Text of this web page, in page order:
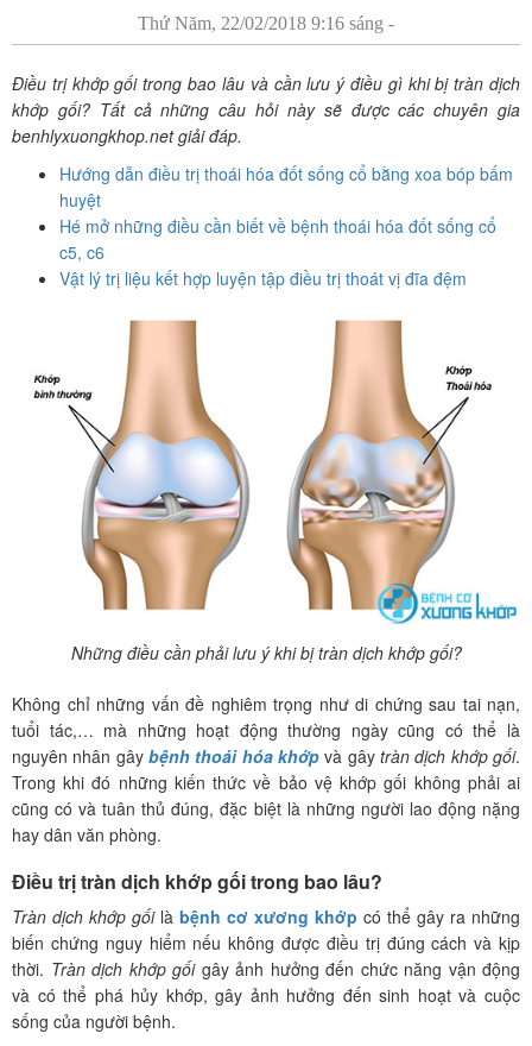
Thứ Năm, 22/02/2018 9:16 sáng -
Điều trị khớp gối trong bao lâu và cần lưu ý điều gì khi bị tràn dịch
khớp gối? Tất cả những câu hỏi này sẽ được các chuyên gia
benhlyxuongkhop.net giải đáp.
Hướng dẫn điều trị thoái hóa đốt sống cổ bằng xoa bóp bấm
huyệt
Hé mở những điều cần biết về bệnh thoái hóa đốt sống cổ
c5, c6
Vật lý trị liệu kết hợp luyện tập điều trị thoát vị đĩa đệm
Những điều cần phải lưu ý khi bị tràn dịch khớp gối?
Không chỉ những vấn đề nghiêm trọng như di chứng sau tai nạn,
tuổi tác,… mà những hoạt động thường ngày cũng có thể là
nguyên nhân gây bệnh thoái hóa khớp và gây tràn dịch khớp gối.
Trong khi đó những kiến thức về bảo vệ khớp gối không phải ai
cũng có và tuân thủ đúng, đặc biệt là những người lao động nặng
hay dân văn phòng.
Điều trị tràn dịch khớp gối trong bao lâu?
Tràn dịch khớp gốilà bệnh cơ xương khớp có thể gây ra những
biến chứng nguy hiểm nếu không được điều trị đúng cách và kịp
thời. Tràn dịch khớp gốigây ảnh hưởng đến chức năng vận động
và có thể phá hủy khớp, gây ảnh hưởng đến sinh hoạt và cuộc
sống của người bệnh.